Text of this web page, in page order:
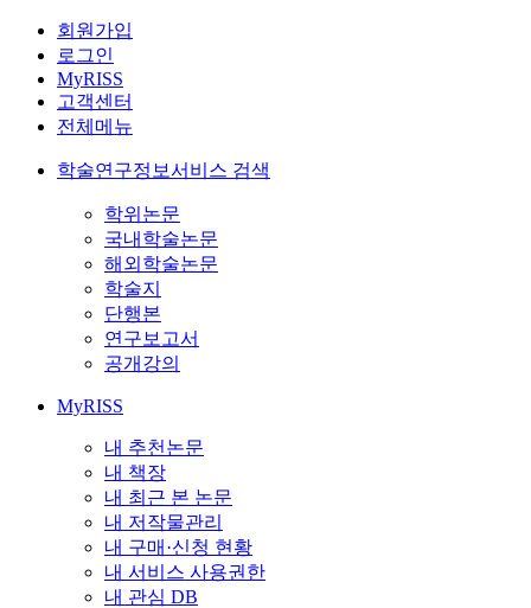
회원가입
로그인
MyRISS
고객센터
전체메뉴
학술연구정보서비스 검색
학위논문
국내학술논문
해외학술논문
학술지
단행본
연구보고서
공개강의
MyRISS
내 추천논문
내 책장
내 최근 본 논문
내 저작물관리
내 구매·신청 현황
내 서비스 사용권한
내 관심 DB